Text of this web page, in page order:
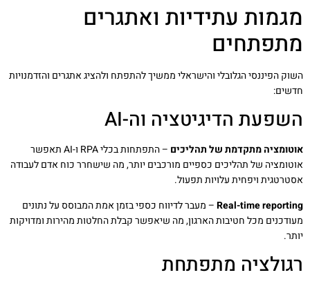
מגמות עתידיות ואתגרים
מתפתחים
השוק הפיננסי הגלובלי והישראלי ממשיך להתפתח ולהציג אתגרים והזדמנויות
חדשים:
השפעת הדיגיטציה וה-AI
אוטומציה מתקדמת של תהליכים
– התפתחות בכלי RPA ו-AI תאפשר
אוטומציה של תהליכים כספיים מורכבים יותר, מה שישחרר כוח אדם לעבודה
אסטרטגית ויפחית עלויות תפעול.
Real-time reporting– מעבר לדיווח כספי בזמן אמת המבוסס על נתונים
מעודכנים מכל חטיבות הארגון, מה שיאפשר קבלת החלטות מהירות ומדויקות
יותר.
רגולציה מתפתחת